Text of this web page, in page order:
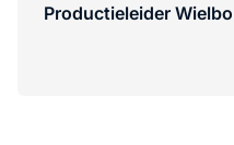
Productieleider